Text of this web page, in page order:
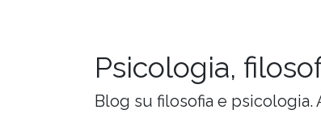
Psicologia,
Blog su filosofia e